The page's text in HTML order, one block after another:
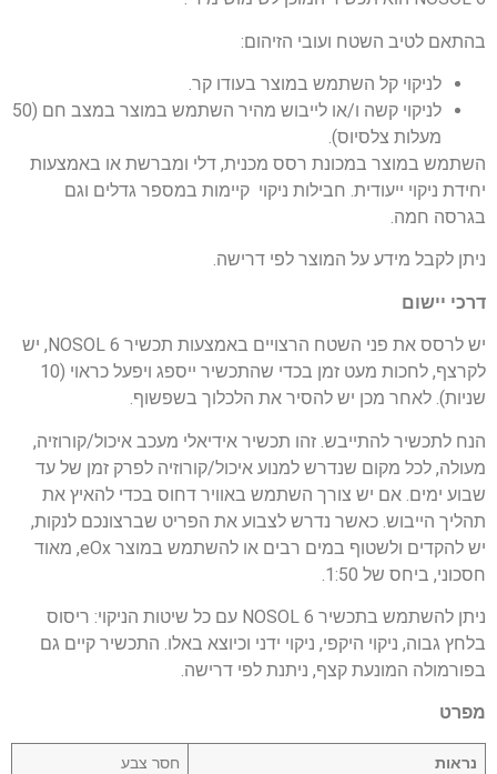
בהתאם לטיב השטח ועובי הזיהום:
לניקוי קל השתמש במוצר בעודו קר.
לניקוי קשה ו/או לייבוש מהיר השתמש במוצר במצב חם (50
מעלות צלסיוס).
השתמש במוצר במכונת רסס מכנית, דלי ומברשת או באמצעות
יחידת ניקוי ייעודית. חבילות ניקוי קיימות במספר גדלים וגם
בגרסה חמה.
ניתן לקבל מידע על המוצר לפי דרישה.
דרכי יישום
יש לרסס את פני השטח הרצויים באמצעות תכשיר NOSOL 6, יש
לקרצף, לחכות מעט זמן בכדי שהתכשיר ייספג ויפעל כראוי (10
שניות). לאחר מכן יש להסיר את הלכלוך בשפשוף.
הנח לתכשיר להתייבש. זהו תכשיר אידיאלי מעכב איכול/קורוזיה,
מעולה, לכל מקום שנדרש למנוע איכול/קורוזיה לפרק זמן של עד
שבוע ימים. אם יש צורך השתמש באוויר דחוס בכדי להאיץ את
תהליך הייבוש. כאשר נדרש לצבוע את הפריט שברצונכם לנקות,
יש להקדים ולשטוף במים רבים או להשתמש במוצר eOx, מאוד
חסכוני, ביחס של 1:50.
ניתן להשתמש בתכשיר NOSOL 6 עם כל שיטות הניקוי: ריסוס
בלחץ גבוה, ניקוי היקפי, ניקוי ידני וכיוצא באלו. התכשיר קיים גם
בפורמולה המונעת קצף, ניתנת לפי דרישה.
מפרט
נראות חסר צבע